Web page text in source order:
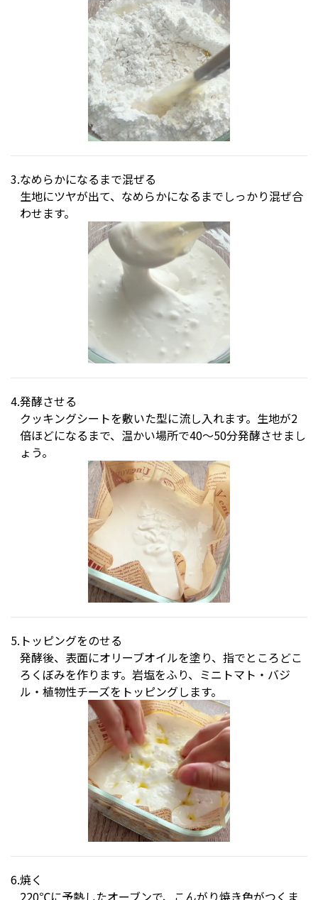
なめらかになるまで混ぜる
生地にツヤが出て、なめらかになるまでしっかり混ぜ合
わせます。
発酵させる
クッキングシートを敷いた型に流し入れます。生地が2
倍ほどになるまで、温かい場所で40〜50分発酵させまし
ょう。
トッピングをのせる
発酵後、表面にオリーブオイルを塗り、指でところどこ
ろくぼみを作ります。岩塩をふり、ミニトマト・バジ
ル・植物性チーズをトッピングします。
焼く
220℃に予熱したオーブンで、こんがり焼き色がつくま